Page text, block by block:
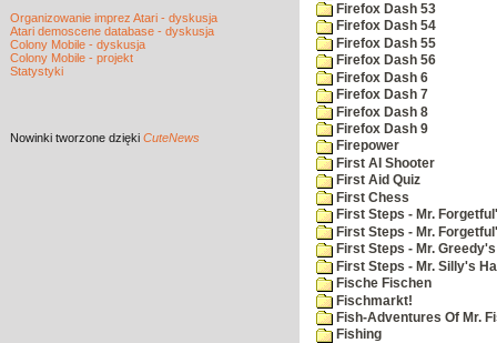
Organizowanie imprez Atari - dyskusja
Atari demoscene database - dyskusja
Colony Mobile - dyskusja
Colony Mobile - projekt
Statystyki
Nowinki tworzone dzięki CuteNews
Firefox Dash 53
Firefox Dash 54
Firefox Dash 55
Firefox Dash 56
Firefox Dash 6
Firefox Dash 7
Firefox Dash 8
Firefox Dash 9
Firepower
First AI Shooter
First Aid Quiz
First Chess
First Steps - Mr.
First Steps - Mr.
First Steps - Mr.
First Steps - Mr. Silly's
Fische Fischen
Fischmarkt!
Fish-Adventures Of Mr.
Fishing